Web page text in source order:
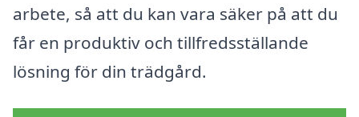
arbete, så att du kan vara säker på att du
får en produktiv och tillfredsställande
lösning för din trädgård.